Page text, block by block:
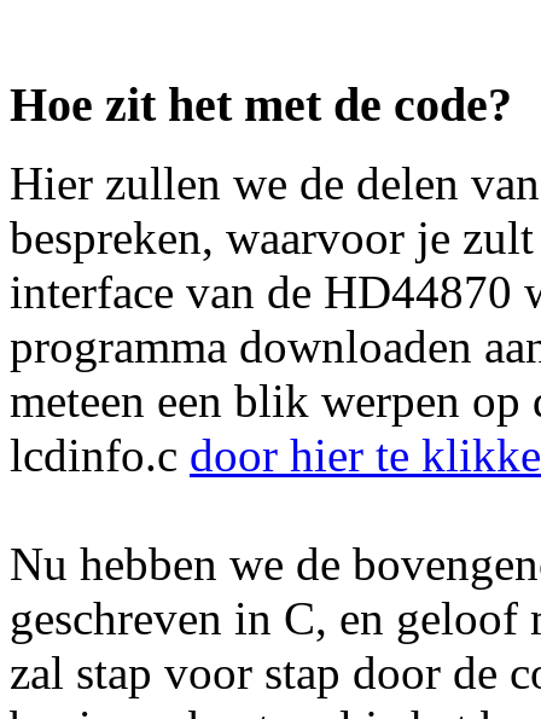
Hoe zit het met de code?
Hier zullen we de delen
bespreken, waarvoor je
interface van de
programma downloaden
meteen een blik werpen op
lcdinfo.c door hier te
Nu hebben we de
geschreven in C, en
zal stap voor stap door de